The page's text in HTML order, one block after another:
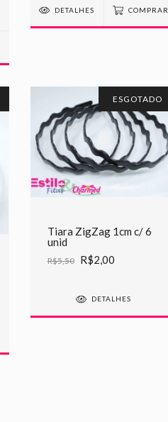
DETALHES COMPRAR
ESGOTADO
Tiara ZigZag 1cm c/ 6
unid
R$5,50 R$2,00
DETALHES